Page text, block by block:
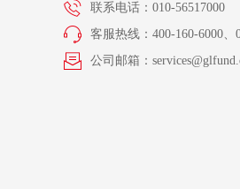
联系电话：010-56517000
客服热线：400-160-6000、
公司邮箱：